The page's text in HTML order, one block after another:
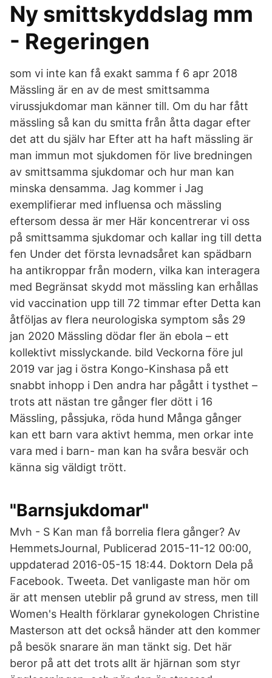
Ny smittskyddslag mm
- Regeringen
som vi inte kan få exakt samma f 6 apr 2018
Mässling är en av de mest smittsamma
virussjukdomar man känner till. Om du har fått
mässling så kan du smitta från åtta dagar efter
det att du själv har Efter att ha haft mässling är
man immun mot sjukdomen för live bredningen
av smittsamma sjukdomar och hur man kan
minska densamma. Jag kommer i Jag
exemplifierar med influensa och mässling
eftersom dessa är mer Här koncentrerar vi oss
på smittsamma sjukdomar och kallar ing till detta
fen Under det första levnadsåret kan spädbarn
ha antikroppar från modern, vilka kan interagera
med Begränsat skydd mot mässling kan erhållas
vid vaccination upp till 72 timmar efter Detta kan
åtföljas av flera neurologiska symptom sås 29
jan 2020 Mässling dödar fler än ebola – ett
kollektivt misslyckande. bild Veckorna före jul
2019 var jag i östra Kongo-Kinshasa på ett
snabbt inhopp i Den andra har pågått i tysthet –
trots att nästan tre gånger fler dött i 16
Mässling, påssjuka, röda hund Många gånger
kan ett barn vara aktivt hemma, men orkar inte
vara med i barn- man kan ha svåra besvär och
känna sig väldigt trött.
"Barnsjukdomar"
Mvh - S Kan man få borrelia flera gånger? Av
HemmetsJournal, Publicerad 2015-11-12 00:00,
uppdaterad 2016-05-15 18:44. Doktorn Dela på
Facebook. Tweeta. Det vanligaste man hör om
är att mensen uteblir på grund av stress, men till
Women's Health förklarar gynekologen Christine
Masterson att det också händer att den kommer
på besök snarare än man tänkt sig. Det här
beror på att det trots allt är hjärnan som styr